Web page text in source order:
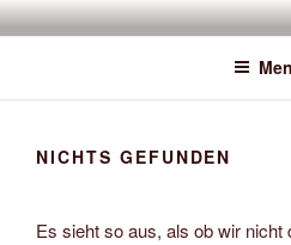
Zum
InhaltSAWATOU
Fiber Artist
NICHTS GEFUNDEN
Es sieht so aus, als ob wir nicht